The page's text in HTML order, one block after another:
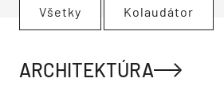
Všetky Kolaudátor
ARCHITEKTÚRA